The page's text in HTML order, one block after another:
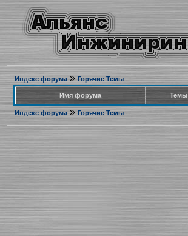
Индекс форума» Горячие Темы
Имя форума Темы
Индекс форума» Горячие Темы